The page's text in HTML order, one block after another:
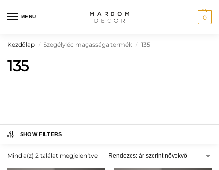
MENÜ 0
Kezdőlap / Szegélyléc magassága termék / 135
135
SZÖVEGES KERESÉS
SHOW FILTERS
Mind a(z) 2 találat megjelenítve